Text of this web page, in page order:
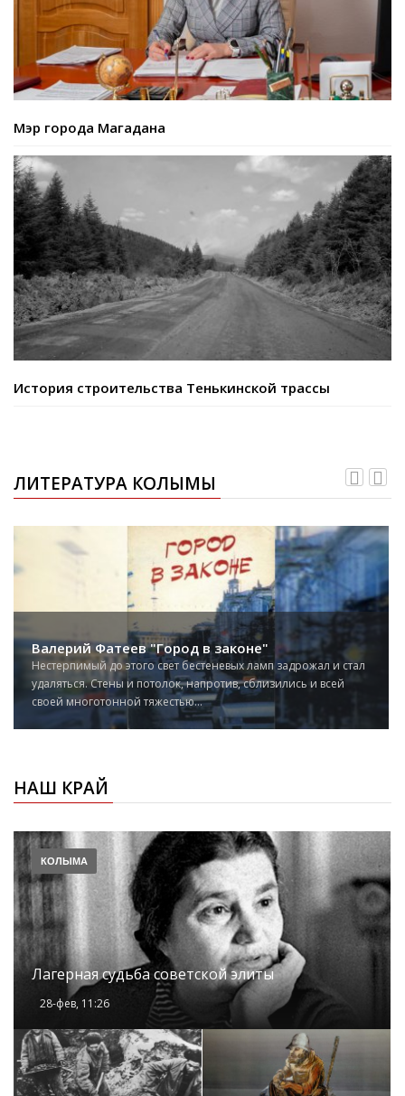
Мэр города Магадана
История строительства Тенькинской трассы
ЛИТЕРАТУРА КОЛЫМЫ
Валерий Фатеев "Город в законе"
Нестерпимый до этого свет бестеневых ламп задрожал и стал
удаляться. Стены и потолок, напротив, сблизились и всей
своей многотонной тяжестью...
НАШ КРАЙ
КОЛЫМА
Лагерная судьба советской элиты
28-фев, 11:26